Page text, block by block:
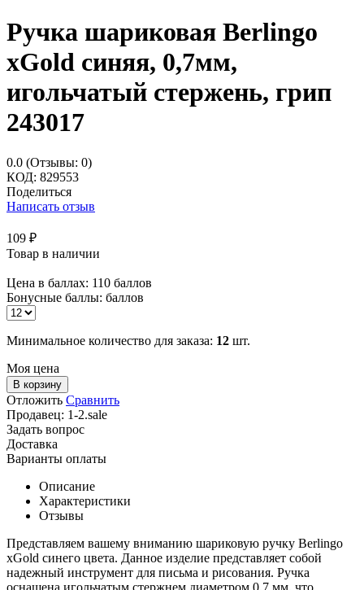
Ручка шариковая Berlingo
xGold синяя, 0,7мм,
игольчатый стержень, грип
243017
0.0 (Отзывы: 0)
КОД: 829553
Поделиться
Написать отзыв
109 ₽
Товар в наличии
Цена в баллах: 110 баллов
Бонусные баллы: баллов
Минимальное количество для заказа: 12 шт.
Моя цена
В корзину
Отложить Сравнить
Продавец: 1-2.sale
Задать вопрос
Доставка
Варианты оплаты
Описание
Характеристики
Отзывы
Представляем вашему вниманию шариковую ручку Berlingo
xGold синего цвета. Данное изделие представляет собой
надежный инструмент для письма и рисования. Ручка
оснащена игольчатым стержнем диаметром 0,7 мм, что